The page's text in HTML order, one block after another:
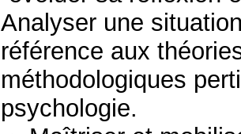
Analyser une
référence aux
méthodologiques
psychologie.